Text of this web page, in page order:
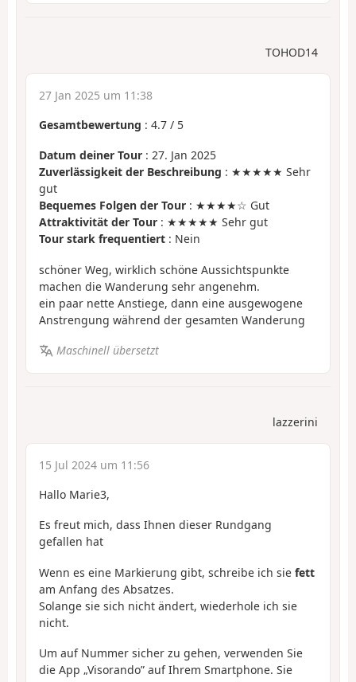
TOHOD14
27 Jan 2025 um 11:38
Gesamtbewertung : 4.7 / 5
Datum deiner Tour : 27. Jan 2025
Zuverlässigkeit der Beschreibung : ★★★★★ Sehr
gut
Bequemes Folgen der Tour : ★★★★☆ Gut
Attraktivität der Tour : ★★★★★ Sehr gut
Tour stark frequentiert : Nein
schöner Weg, wirklich schöne Aussichtspunkte
machen die Wanderung sehr angenehm.
ein paar nette Anstiege, dann eine ausgewogene
Anstrengung während der gesamten Wanderung
Maschinell übersetzt
lazzerini
15 Jul 2024 um 11:56
Hallo Marie3,
Es freut mich, dass Ihnen dieser Rundgang
gefallen hat
Wenn es eine Markierung gibt, schreibe ich sie fett
am Anfang des Absatzes.
Solange sie sich nicht ändert, wiederhole ich sie
nicht.
Um auf Nummer sicher zu gehen, verwenden Sie
die App „Visorando” auf Ihrem Smartphone. Sie